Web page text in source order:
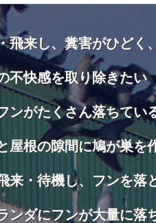
飛来し、糞害がひどく
不快感を取り除きたい
ンがたくさん落ちてい
屋根の隙間に鳩が巣を
来・待機し、フンを落
ンダにフンが大量に落